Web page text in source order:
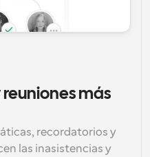
reuniones más
recordatorios y
las inasistencias y